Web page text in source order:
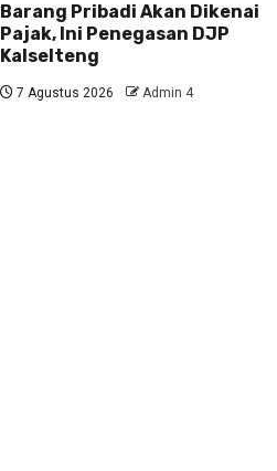
Barang Pribadi Akan Dikenai
Pajak, Ini Penegasan DJP
Kalselteng
7 Agustus 2026 Admin 4